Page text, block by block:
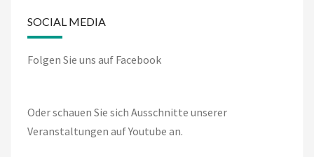
SOCIAL MEDIA
Folgen Sie uns auf Facebook
Oder schauen Sie sich Ausschnitte unserer
Veranstaltungen auf Youtube an.